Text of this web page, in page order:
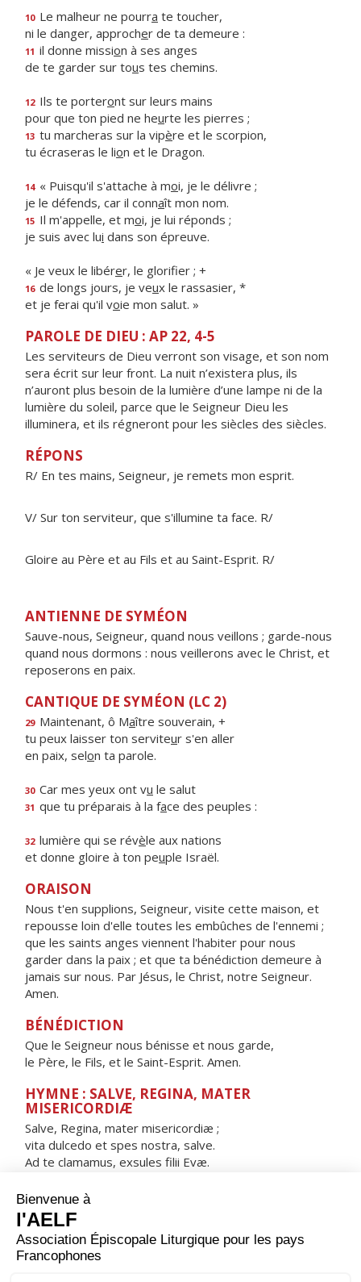
10 Le malheur ne pourra te toucher,
ni le danger, approcher de ta demeure :
11 il donne mission à ses anges
de te garder sur tous tes chemins.
12 Ils te porteront sur leurs mains
pour que ton pied ne heurte les pierres ;
13 tu marcheras sur la vipère et le scorpion,
tu écraseras le lion et le Dragon.
14 « Puisqu'il s'attache à moi, je le délivre ;
je le défends, car il connaît mon nom.
15 Il m'appelle, et moi, je lui réponds ;
je suis avec lui dans son épreuve.
« Je veux le libérer, le glorifier ; +
16 de longs jours, je veux le rassasier, *
et je ferai qu'il voie mon salut. »
PAROLE DE DIEU : AP 22, 4-5
Les serviteurs de Dieu verront son visage, et son nom
sera écrit sur leur front. La nuit n’existera plus, ils
n’auront plus besoin de la lumière d’une lampe ni de la
lumière du soleil, parce que le Seigneur Dieu les
illuminera, et ils régneront pour les siècles des siècles.
RÉPONS
R/ En tes mains, Seigneur, je remets mon esprit.
V/ Sur ton serviteur, que s'illumine ta face. R/
Gloire au Père et au Fils et au Saint-Esprit. R/
ANTIENNE DE SYMÉON
Sauve-nous, Seigneur, quand nous veillons ; garde-nous
quand nous dormons : nous veillerons avec le Christ, et
reposerons en paix.
CANTIQUE DE SYMÉON (LC 2)
29 Maintenant, ô Maître souverain, +
tu peux laisser ton serviteur s'en aller
en paix, selon ta parole.
30 Car mes yeux ont vu le salut
31 que tu préparais à la face des peuples :
32 lumière qui se révèle aux nations
et donne gloire à ton peuple Israël.
ORAISON
Nous t'en supplions, Seigneur, visite cette maison, et
repousse loin d'elle toutes les embûches de l'ennemi ;
que les saints anges viennent l'habiter pour nous
garder dans la paix ; et que ta bénédiction demeure à
jamais sur nous. Par Jésus, le Christ, notre Seigneur.
Amen.
BÉNÉDICTION
Que le Seigneur nous bénisse et nous garde,
le Père, le Fils, et le Saint-Esprit. Amen.
HYMNE : SALVE, REGINA, MATER
MISERICORDIÆ
Salve, Regina, mater misericordiæ ;
vita dulcedo et spes nostra, salve.
Ad te clamamus, exsules filii Evæ.
in hac lacrimarum valle.
Eia ergo, advocata nostra,
illos tuos misericordes oculos
ad nos converte.